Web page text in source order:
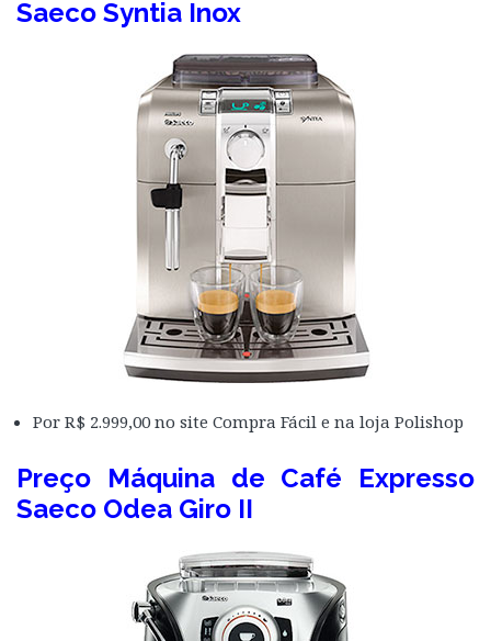
Saeco Syntia Inox
Por R$ 2.999,00 no site Compra Fácil e na loja Polishop
Preço Máquina de Café Expresso
Saeco Odea Giro II